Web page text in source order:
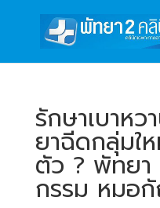
รักษาเบาหว
ยาฉีดกลุ่มใ
ตัว ? พัทยา
กรรม หม